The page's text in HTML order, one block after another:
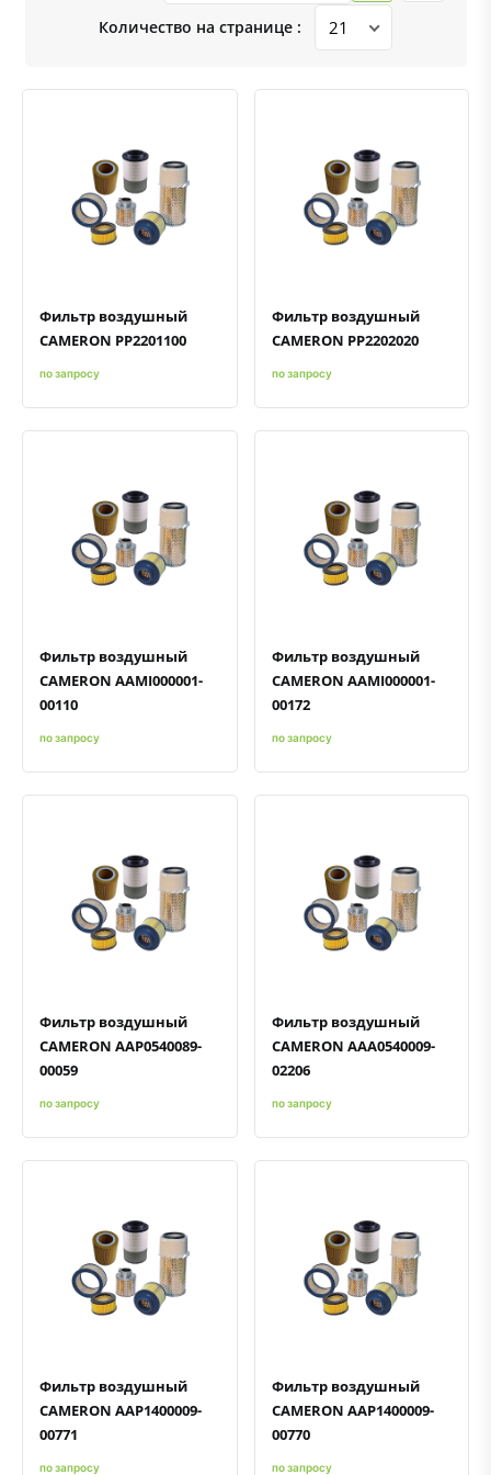
Количество на странице :
Быстрый просмотрДобавить к сравнению
Добавить в избранное
Фильтр воздушный
CAMERON PP2201100
по запросу
Быстрый просмотрДобавить к сравнению
Добавить в избранное
Фильтр воздушный
CAMERON PP2202020
по запросу
Быстрый просмотрДобавить к сравнению
Добавить в избранное
Фильтр воздушный
CAMERON AAMI000001-
00110
по запросу
Быстрый просмотрДобавить к сравнению
Добавить в избранное
Фильтр воздушный
CAMERON AAMI000001-
00172
по запросу
Быстрый просмотрДобавить к сравнению
Добавить в избранное
Фильтр воздушный
CAMERON AAP0540089-
00059
по запросу
Быстрый просмотрДобавить к сравнению
Добавить в избранное
Фильтр воздушный
CAMERON AAA0540009-
02206
по запросу
Быстрый просмотрДобавить к сравнению
Добавить в избранное
Фильтр воздушный
CAMERON AAP1400009-
00771
по запросу
Быстрый просмотрДобавить к сравнению
Добавить в избранное
Фильтр воздушный
CAMERON AAP1400009-
00770
по запросу